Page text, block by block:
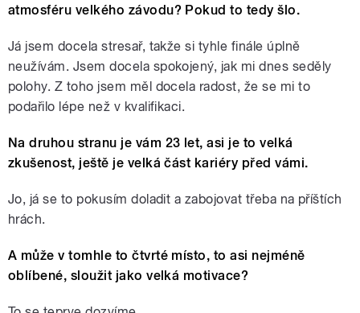
atmosféru velkého závodu? Pokud to tedy šlo.
Já jsem docela stresař, takže si tyhle finále úplně
neužívám. Jsem docela spokojený, jak mi dnes seděly
polohy. Z toho jsem měl docela radost, že se mi to
podařilo lépe než v kvalifikaci.
Na druhou stranu je vám 23 let, asi je to velká
zkušenost, ještě je velká část kariéry před vámi.
Jo, já se to pokusím doladit a zabojovat třeba na příštích
hrách.
A může v tomhle to čtvrté místo, to asi nejméně
oblíbené, sloužit jako velká motivace?